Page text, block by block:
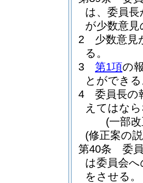
は、委員
が少数意
2
少数意見
る。
3
第1項の
とができ
4
委員長の
えてはな
(一部
(修正案の
第40条
委
は委員会
をさせる。